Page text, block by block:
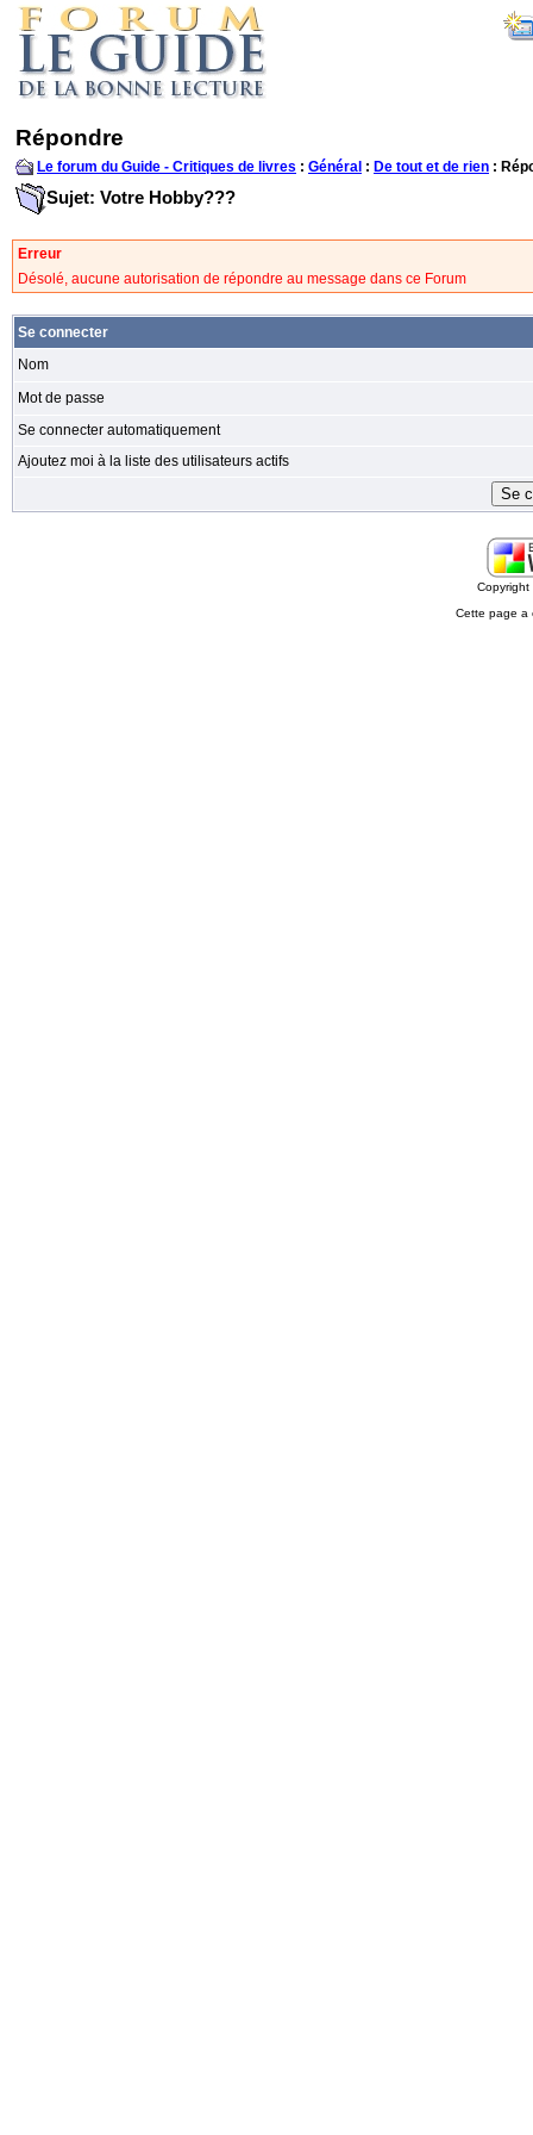
Répondre
Le forum du Guide - Critiques de livres : Général : De tout et de rien :
Sujet: Votre Hobby???
Erreur
Désolé, aucune autorisation de répondre au message dans ce Forum
Se connecter
Nom
Mot de passe
Se connecter automatiquement
Ajoutez moi à la liste des utilisateurs actifs
Cette page a